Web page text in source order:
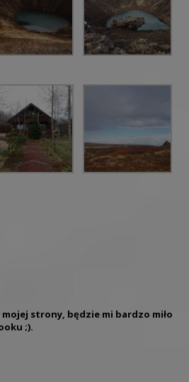
strony, będzie mi bardzo miło
;).